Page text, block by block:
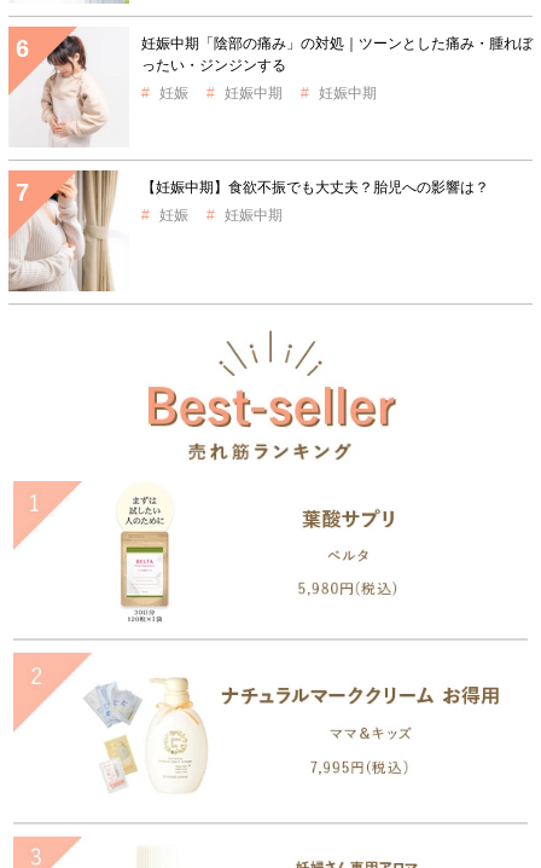
妊娠中期「陰部の痛み」の対処｜ツーンとした痛み・腫れぼ
ったい・ジンジンする
妊娠
妊娠中期 妊娠中期
【妊娠中期】食欲不振でも大丈夫？胎児への影響は？
妊娠
妊娠中期